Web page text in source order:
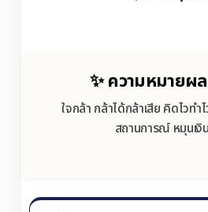
✨ ความหมายผ
ใจกล้า กล้าได้กล้าเสีย คิดไวท
สถานการณ์ หมุนเ